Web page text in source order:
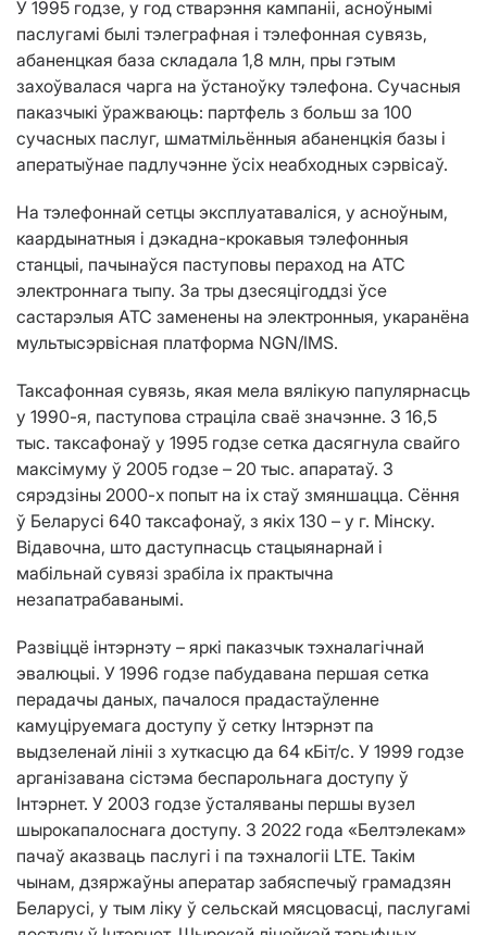
У 1995 годзе, у год стварэння кампаніі, асноўнымі
паслугамі былі тэлеграфная і тэлефонная сувязь,
абаненцкая база складала 1,8 млн, пры гэтым
захоўвалася чарга на ўстаноўку тэлефона. Сучасныя
паказчыкі ўражваюць: партфель з больш за 100
сучасных паслуг, шматмільённыя абаненцкія базы і
аператыўнае падлучэнне ўсіх неабходных сэрвісаў.
На тэлефоннай сетцы эксплуатаваліся, у асноўным,
каардынатныя і дэкадна-крокавыя тэлефонныя
станцыі, пачынаўся паступовы пераход на АТС
электроннага тыпу. За тры дзесяцігоддзі ўсе
састарэлыя АТС заменены на электронныя, укаранёна
мультысэрвісная платформа NGN/IMS.
Таксафонная сувязь, якая мела вялікую папулярнасць
у 1990-я, паступова страціла сваё значэнне. З 16,5
тыс. таксафонаў у 1995 годзе сетка дасягнула свайго
максімуму ў 2005 годзе – 20 тыс. апаратаў. З
сярэдзіны 2000-х попыт на іх стаў змяншацца. Сёння
ў Беларусі 640 таксафонаў, з якіх 130 – у г. Мінску.
Відавочна, што даступнасць стацыянарнай і
мабільнай сувязі зрабіла іх практычна
незапатрабаванымі.
Развіццё інтэрнэту – яркі паказчык тэхналагічнай
эвалюцыі. У 1996 годзе пабудавана першая сетка
перадачы даных, пачалося прадастаўленне
камуціруемага доступу ў сетку Інтэрнэт па
выдзеленай лініі з хуткасцю да 64 кБіт/с. У 1999 годзе
арганізавана сістэма беспарольнага доступу ў
Інтэрнет. У 2003 годзе ўсталяваны першы вузел
шырокапалоснага доступу. З 2022 года «Белтэлекам»
пачаў аказваць паслугі і па тэхналогіі LTE. Такім
чынам, дзяржаўны аператар забяспечыў грамадзян
Беларусі, у тым ліку ў сельскай мясцовасці, паслугамі